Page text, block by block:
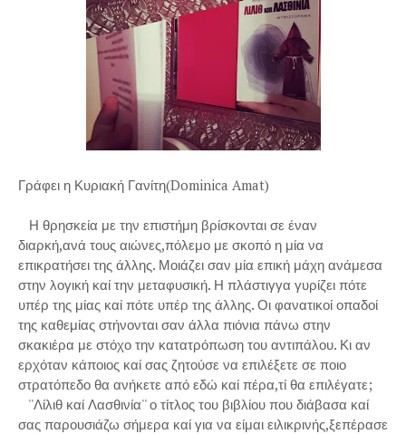
Γράφει η Κυριακή Γανίτη(Dominica Amat)
Η θρησκεία με την επιστήμη βρίσκονται σε έναν
διαρκή,ανά τους αιώνες,πόλεμο με σκοπό η μία να
επικρατήσει της άλλης. Μοιάζει σαν μία επική μάχη ανάμεσα
στην λογική καί την μεταφυσική. Η πλάστιγγα γυρίζει πότε
υπέρ της μίας καί πότε υπέρ της άλλης. Οι φανατικοί οπαδοί
της καθεμίας στήνονται σαν άλλα πιόνια πάνω στην
σκακιέρα με στόχο την κατατρόπωση του αντιπάλου. Κι αν
ερχόταν κάποιος καί σας ζητούσε να επιλέξετε σε ποιο
στρατόπεδο θα ανήκετε από εδώ καί πέρα,τί θα επιλέγατε;
''Λίλιθ καί Λασθινία'' ο τίτλος του βιβλίου που διάβασα καί
σας παρουσιάζω σήμερα καί για να είμαι ειλικρινής,ξεπέρασε